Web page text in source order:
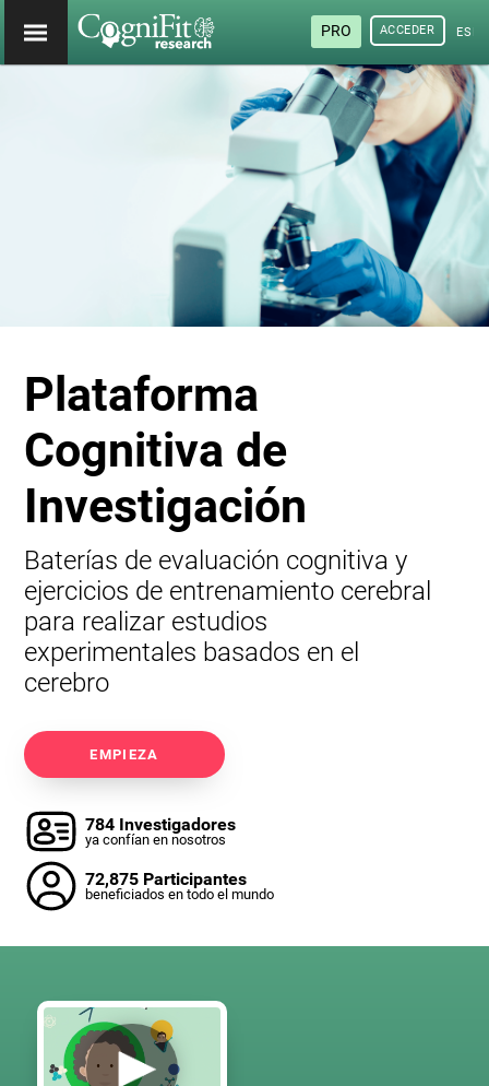
PRO ACCEDER
Plataforma
Cognitiva de
Investigación
Baterías de evaluación cognitiva y
ejercicios de entrenamiento cerebral
para realizar estudios
experimentales basados en el
cerebro
EMPIEZA
784 Investigadores
ya confían en nosotros
72,875 Participantes
beneficiados en todo el mundo